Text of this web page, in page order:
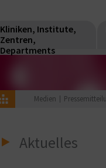
Kliniken, Institute,
Zentren,
Departments
Medien
Aktuelles